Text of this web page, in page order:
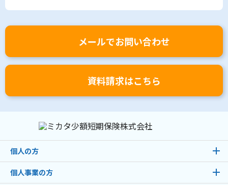
メールでお問い合わせ
資料請求はこちら
個人の方
個人事業の方